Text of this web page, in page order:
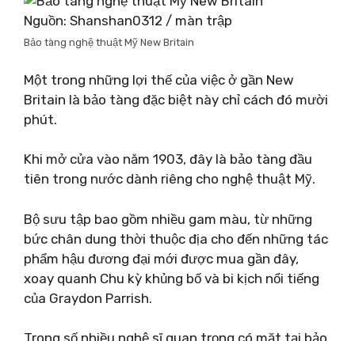
Nguồn: Shanshan0312 / màn trập
Bảo tàng nghệ thuật Mỹ New Britain
Một trong những lợi thế của việc ở gần New
Britain là bảo tàng đặc biệt này chỉ cách đó mười
phút.
Khi mở cửa vào năm 1903, đây là bảo tàng đầu
tiên trong nước dành riêng cho nghệ thuật Mỹ.
Bộ sưu tập bao gồm nhiều gam màu, từ những
bức chân dung thời thuộc địa cho đến những tác
phẩm hậu đương đại mới được mua gần đây,
xoay quanh Chu kỳ khủng bố và bi kịch nổi tiếng
của Graydon Parrish.
Trong số nhiều nghệ sĩ quan trọng có mặt tại bảo